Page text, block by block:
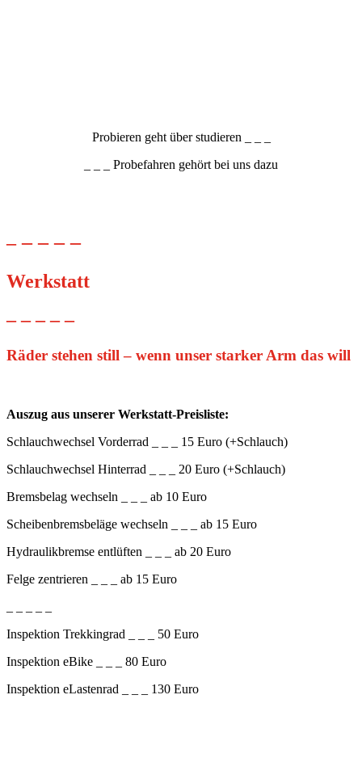
Probieren geht über studieren _ _ _
_ _ _ Probefahren gehört bei uns dazu
––– – –
Werkstatt
– – – – –
Räder stehen still – wenn unser starker Arm das will
Auszug aus unserer Werkstatt-Preisliste:
Schlauchwechsel Vorderrad _ _ _ 15 Euro (+Schlauch)
Schlauchwechsel Hinterrad _ _ _ 20 Euro (+Schlauch)
Bremsbelag wechseln _ _ _ ab 10 Euro
Scheibenbremsbeläge wechseln _ _ _ ab 15 Euro
Hydraulikbremse entlüften _ _ _ ab 20 Euro
Felge zentrieren _ _ _ ab 15 Euro
Inspektion Trekkingrad _ _ _ 50 Euro
Inspektion eBike _ _ _ 80 Euro
Inspektion eLastenrad _ _ _ 130 Euro